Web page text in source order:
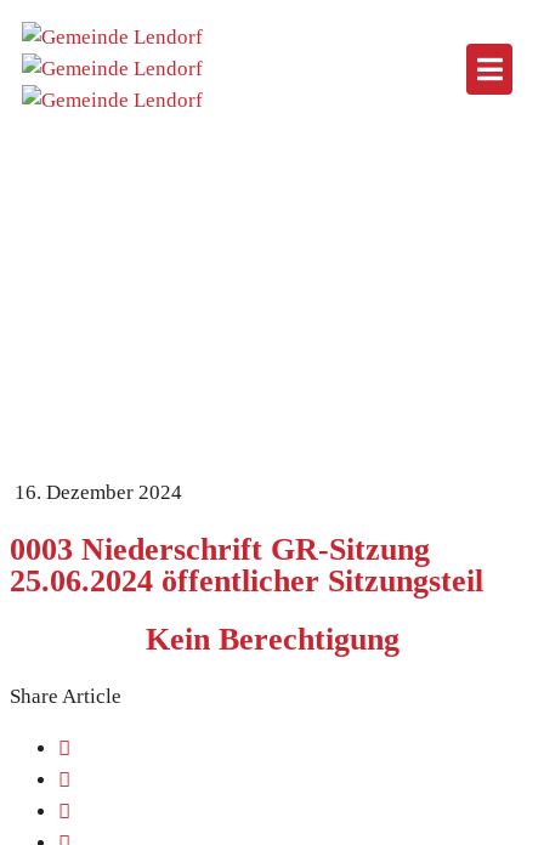
16. Dezember 2024
0003 Niederschrift GR-Sitzung
25.06.2024 öffentlicher Sitzungsteil
Kein Berechtigung
Share Article